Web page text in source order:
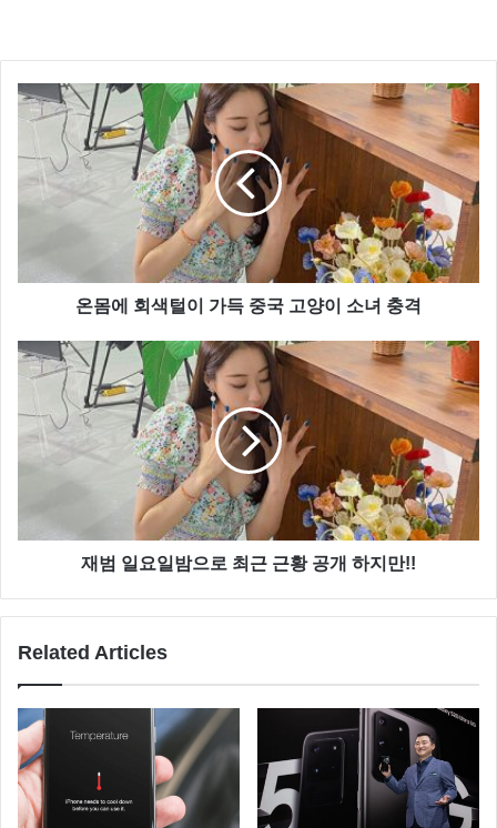
문자 음성
온몸에 회색털이 가득 중국 고양이 소녀 충격
재범 일요일밤으로 최근 근황 공개 하지만!!
Related Articles